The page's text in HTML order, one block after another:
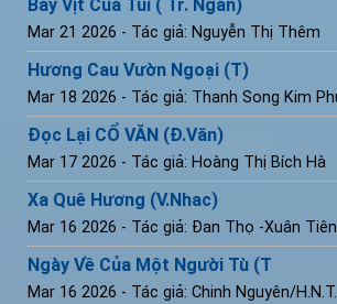
Bầy Vịt Của Tui ( Tr. Ngắn)
Mar 21 2026 - Tác giả: Nguyễn Thị Thêm
Hương Cau Vườn Ngoại (T)
Mar 18 2026 - Tác giả: Thanh Song Kim
Đọc Lại CỔ VĂN (Đ.Văn)
Mar 17 2026 - Tác giả: Hoàng Thị Bích Hà
Xa Quê Hương (V.Nhac)
Mar 16 2026 - Tác giả: Đan Thọ -Xuân Tiên
Ngày Về Của Một Người Tù (T
Mar 16 2026 - Tác giả: Chinh Nguyên/H.N.T.